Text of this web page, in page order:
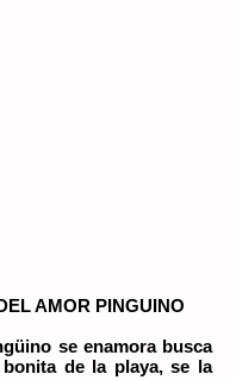
AMOR PINGUINO
se enamora busca
de la playa, se la